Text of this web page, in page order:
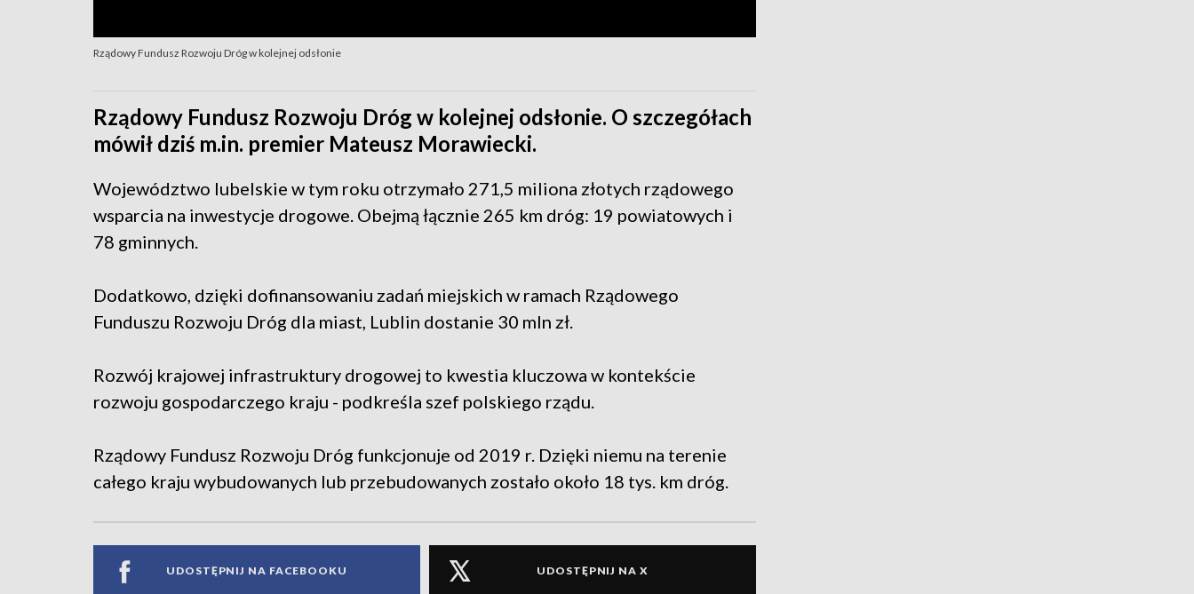
Rządowy Fundusz Rozwoju Dróg w kolejnej odsłonie
Rządowy Fundusz Rozwoju Dróg w kolejnej odsłonie. O szczegółach
mówił dziś m.in. premier Mateusz Morawiecki.
Województwo lubelskie w tym roku otrzymało 271,5 miliona złotych rządowego
wsparcia na inwestycje drogowe. Obejmą łącznie 265 km dróg: 19 powiatowych i
78 gminnych.
Dodatkowo, dzięki dofinansowaniu zadań miejskich w ramach Rządowego
Funduszu Rozwoju Dróg dla miast, Lublin dostanie 30 mln zł.
Rozwój krajowej infrastruktury drogowej to kwestia kluczowa w kontekście
rozwoju gospodarczego kraju - podkreśla szef polskiego rządu.
Rządowy Fundusz Rozwoju Dróg funkcjonuje od 2019 r. Dzięki niemu na terenie
całego kraju wybudowanych lub przebudowanych zostało około 18 tys. km dróg.
UDOSTĘPNIJ NA FACEBOOKU UDOSTĘPNIJ NA X